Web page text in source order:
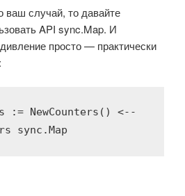
ваш случай, то давайте
API sync.Map. И
просто — практически
:= NewCounters() <--
sync.Map